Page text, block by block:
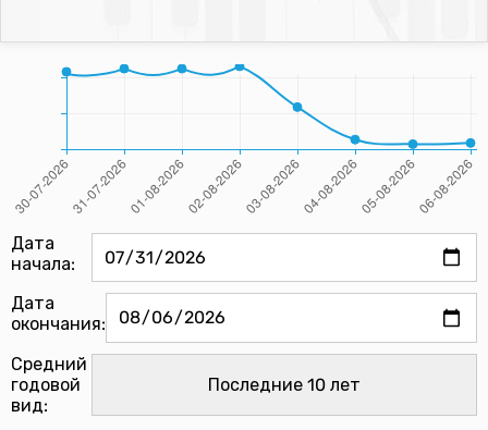
Дата
начала:
Дата
окончания:
Средний
годовой
вид: